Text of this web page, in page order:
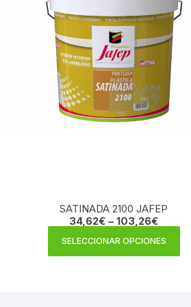
SATINADA 2100 JAFEP
34,62€ – 103,26€
SELECCIONAR OPCIONES